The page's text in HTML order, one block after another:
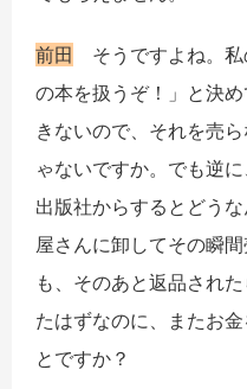
前田 そうですよね。私
の本を扱うぞ！」と決
きないので、それを売
ゃないですか。でも逆
出版社からするとどう
屋さんに卸してその瞬
も、そのあと返品され
たはずなのに、またお
とですか？